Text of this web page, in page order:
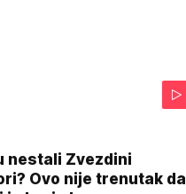
nestali Zvezdini
Ovo nije trenutak da